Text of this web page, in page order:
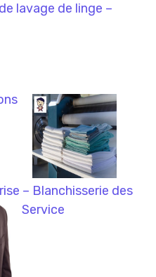
lavage de linge –
– Blanchisserie des
Service